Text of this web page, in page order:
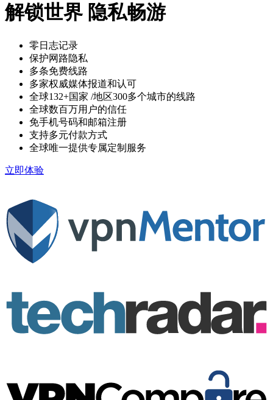
解锁世界 隐私畅游
零日志记录
保护网路隐私
多条免费线路
多家权威媒体报道和认可
全球132+国家 /地区300多个城市的线路
全球数百万用户的信任
免手机号码和邮箱注册
支持多元付款方式
全球唯一提供专属定制服务
立即体验